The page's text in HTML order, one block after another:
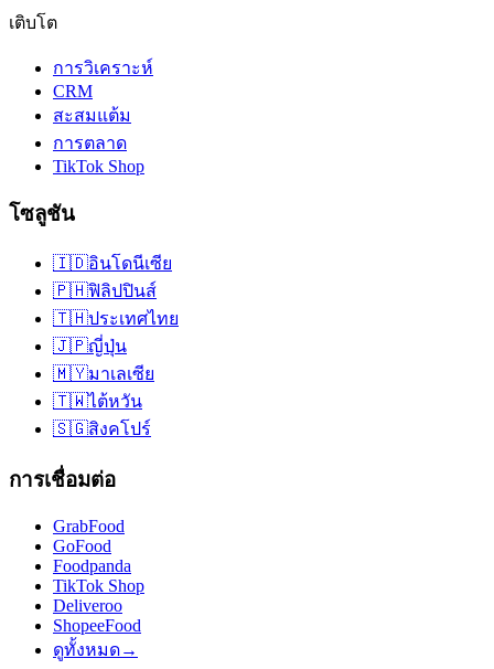
เติบโต
การวิเคราะห์
CRM
สะสมแต้ม
การตลาด
TikTok Shop
โซลูชัน
🇮🇩อินโดนีเซีย
🇵🇭ฟิลิปปินส์
🇹🇭ประเทศไทย
🇯🇵ญี่ปุ่น
🇲🇾มาเลเซีย
🇹🇼ไต้หวัน
🇸🇬สิงคโปร์
การเชื่อมต่อ
GrabFood
GoFood
Foodpanda
TikTok Shop
Deliveroo
ShopeeFood
ดูทั้งหมด→